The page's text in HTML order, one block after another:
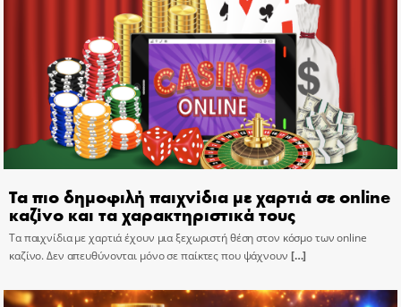
Τα πιο δημοφιλή παιχνίδια με χαρτιά σε online
καζίνο και τα χαρακτηριστικά τους
Τα παιχνίδια με χαρτιά έχουν μια ξεχωριστή θέση στον κόσμο των online
καζίνο. Δεν απευθύνονται μόνο σε παίκτες που ψάχνουν […]